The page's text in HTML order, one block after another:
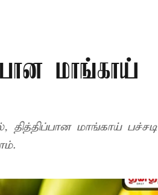
மாங்காய்
மாங்காய் பச்சடி